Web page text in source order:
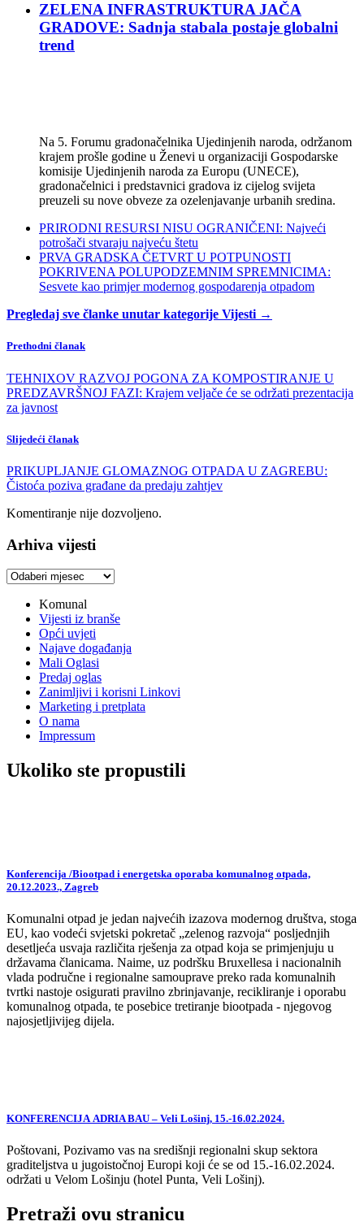
ZELENA INFRASTRUKTURA JAČA
GRADOVE: Sadnja stabala postaje globalni
trend
Na 5. Forumu gradonačelnika Ujedinjenih naroda, održanom
krajem prošle godine u Ženevi u organizaciji Gospodarske
komisije Ujedinjenih naroda za Europu (UNECE),
gradonačelnici i predstavnici gradova iz cijelog svijeta
preuzeli su nove obveze za ozelenjavanje urbanih sredina.
PRIRODNI RESURSI NISU OGRANIČENI: Najveći
potrošači stvaraju najveću štetu
PRVA GRADSKA ČETVRT U POTPUNOSTI
POKRIVENA POLUPODZEMNIM SPREMNICIMA:
Sesvete kao primjer modernog gospodarenja otpadom
Pregledaj sve članke unutar kategorije Vijesti →
Prethodni članak
TEHNIXOV RAZVOJ POGONA ZA KOMPOSTIRANJE U
PREDZAVRŠNOJ FAZI: Krajem veljače će se održati prezentacija
za javnost
Slijedeći članak
PRIKUPLJANJE GLOMAZNOG OTPADA U ZAGREBU:
Čistoća poziva građane da predaju zahtjev
Komentiranje nije dozvoljeno.
Arhiva vijesti
Arhiva
Komunal
Vijesti iz branše
Opći uvjeti
Najave događanja
Mali Oglasi
Predaj oglas
Zanimljivi i korisni Linkovi
Marketing i pretplata
O nama
Impressum
Ukoliko ste propustili
Konferencija /Biootpad i energetska oporaba komunalnog otpada,
20.12.2023., Zagreb
Komunalni otpad je jedan najvećih izazova modernog društva, stoga
EU, kao vodeći svjetski pokretač „zelenog razvoja“ posljednjih
desetljeća usvaja različita rješenja za otpad koja se primjenjuju u
državama članicama. Naime, uz podršku Bruxellesa i nacionalnih
vlada područne i regionalne samouprave preko rada komunalnih
tvrtki nastoje osigurati pravilno zbrinjavanje, recikliranje i oporabu
komunalnog otpada, te posebice tretiranje biootpada - njegovog
najosjetljivijeg dijela.
KONFERENCIJA ADRIA BAU – Veli Lošinj, 15.-16.02.2024.
Poštovani, Pozivamo vas na središnji regionalni skup sektora
graditeljstva u jugoistočnoj Europi koji će se od 15.-16.02.2024.
održati u Velom Lošinju (hotel Punta, Veli Lošinj).
Pretraži ovu stranicu